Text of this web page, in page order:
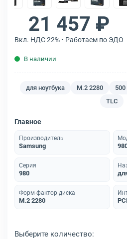
21 457 ₽
Вкл. НДС 22% • Работаем по ЭДО
В наличии
для ноутбука M.2 2280 500
TLC
Главное
Производитель
Samsung
Серия
980
Форм-фактор диска
M.2 2280
Выберите количество: